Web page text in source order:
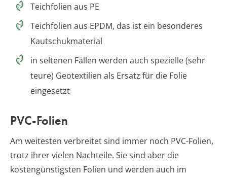
Teichfolien aus PE
Teichfolien aus EPDM, das ist ein besonderes
Kautschukmaterial
in seltenen Fällen werden auch spezielle (sehr
teure) Geotextilien als Ersatz für die Folie
eingesetzt
PVC-Folien
Am weitesten verbreitet sind immer noch PVC-Folien,
trotz ihrer vielen Nachteile. Sie sind aber die
kostengünstigsten Folien und werden auch im